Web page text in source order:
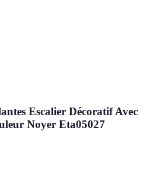
Escalier Décoratif Avec
Noyer Eta05027